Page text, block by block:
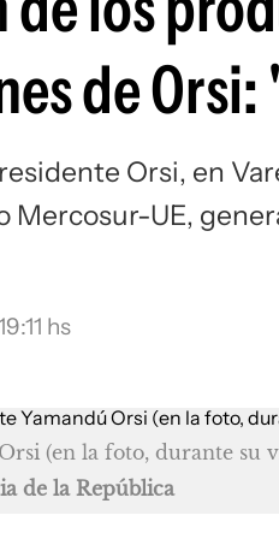
de
Orsi, en
Mercosur-UE,
hs
(en la foto, durante su
de la República